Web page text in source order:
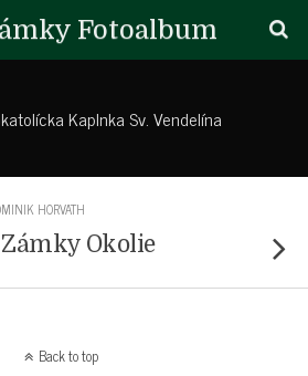
Fotoalbum
Kaplnka Sv. Vendelína
HORVATH
Okolie
Back to top